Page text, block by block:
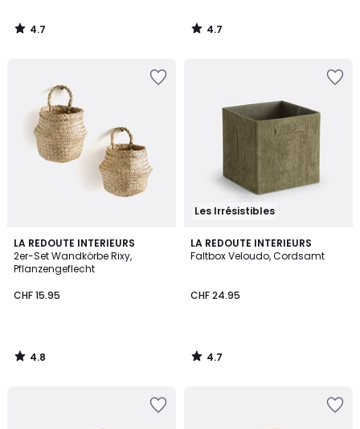
4.7
/
4.7
/
LA REDOUTE INTERIEURS
2er-Set Wandkörbe Rixy,
Pflanzengeflecht
CHF 15.95
4.8
/ 5
4.8
/
Les Irrésistibles
LA REDOUTE INTERIEURS
Faltbox Veloudo, Cordsamt
CHF 24.95
4.7
/ 5
4.7
/